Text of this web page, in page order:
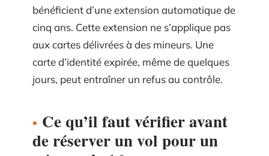
bénéficient d’une extension automatique de
cinq ans. Cette extension ne s’applique pas
aux cartes délivrées à des mineurs. Une
carte d’identité expirée, même de quelques
jours, peut entraîner un refus au contrôle.
Ce qu’il faut vérifier avant
de réserver un vol pour un